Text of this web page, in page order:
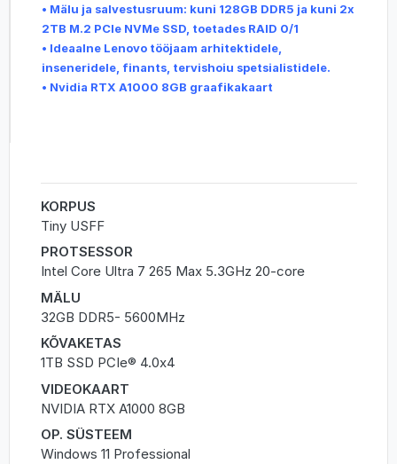
• Mälu ja salvestusruum: kuni 128GB DDR5 ja kuni 2x
2TB M.2 PCIe NVMe SSD, toetades RAID 0/1
• Ideaalne Lenovo tööjaam arhitektidele,
inseneridele, finants, tervishoiu spetsialistidele.
• Nvidia RTX A1000 8GB graafikakaart
KORPUS
Tiny USFF
PROTSESSOR
Intel Core Ultra 7 265 Max 5.3GHz 20-core
MÄLU
32GB DDR5- 5600MHz
KÕVAKETAS
1TB SSD PCIe® 4.0x4
VIDEOKAART
NVIDIA RTX A1000 8GB
OP. SÜSTEEM
Windows 11 Professional